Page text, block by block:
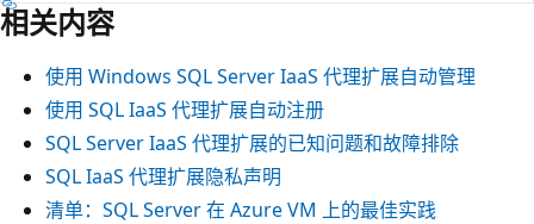
相关内容
使用 Windows SQL Server IaaS 代理扩展自动管理
使用 SQL IaaS 代理扩展自动注册
SQL Server IaaS 代理扩展的已知问题和故障排除
SQL IaaS 代理扩展隐私声明
清单：SQL Server 在 Azure VM 上的最佳实践